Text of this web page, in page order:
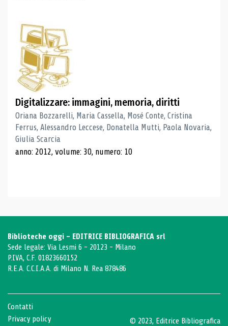
Digitalizzare: immagini, memoria, diritti
Oriana Bozzarelli, Maria Cassella, Mosé Conte, Cristina
Ferrus, Alessandro Leccese, Donatella Mutti, Paola Novaria,
Giulia Scarcia
anno: 2012, volume: 30, numero: 10
Biblioteche oggi - EDITRICE BIBLIOGRAFICA srl
Sede legale: Via Lesmi 6 - 20123 - Milano
P.IVA, C.F. 01823660152
R.E.A. C.C.I.A.A. di Milano N. Rea 878486
Contatti
Privacy policy
© 2023, Editrice Bibliografica